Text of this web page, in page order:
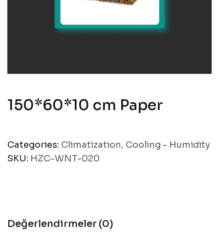
150*60*10 cm Paper
Categories: Climatization, Cooling - Humidity
SKU: HZC-WNT-020
Değerlendirmeler (0)